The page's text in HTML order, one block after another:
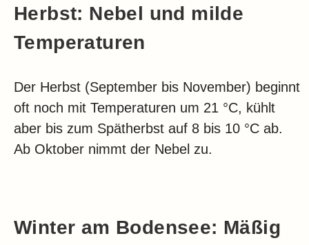
Herbst: Nebel und milde
Temperaturen
Der Herbst (September bis November) beginnt
oft noch mit Temperaturen um 21 °C, kühlt
aber bis zum Spätherbst auf 8 bis 10 °C ab.
Ab Oktober nimmt der Nebel zu.
Winter am Bodensee: Mäßig